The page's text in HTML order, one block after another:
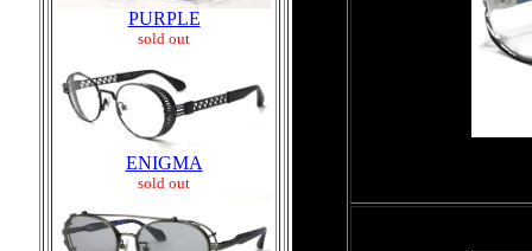
PURPLE
sold out
ENIGMA
sold out